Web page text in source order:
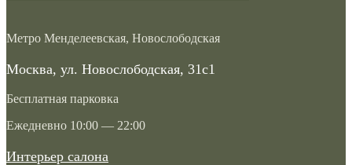
Метро Менделеевская, Новослободская
Москва, ул. Новослободская, 31с1
Бесплатная парковка
Ежедневно 10:00 — 22:00
Интерьер салона